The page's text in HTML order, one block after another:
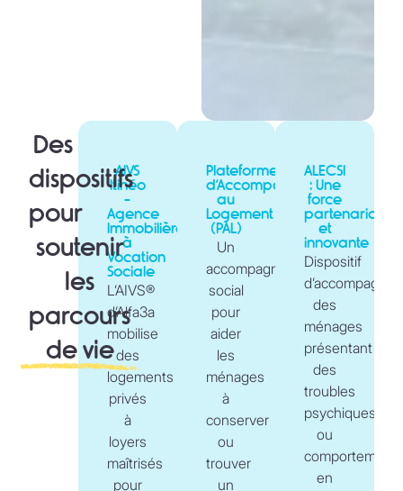
Des
dispositifs
pour
soutenir
les
parcours
de vie
AIVS
Itinéo
-
Agence
Immobilière
à
Vocation
Sociale
L’AIVS®
d’Alfa3a
mobilise
des
logements
privés
à
loyers
maîtrisés
pour
Plateforme
d’Accompagnement
au
Logement
(PAL)
Un
accompagnement
social
pour
aider
les
ménages
à
conserver
ou
trouver
un
ALECSI
: Une
force
partenariale
et
innovante
Dispositif
des
ménages
présentant
des
troubles
psychiques
ou
en